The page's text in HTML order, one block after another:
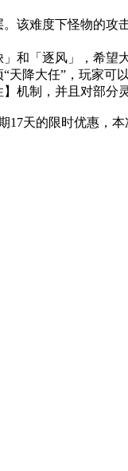
难度下怪物的攻
和「逐风」，希望
天降大任”，玩家
机制，并且对部分
17天的限时优惠，